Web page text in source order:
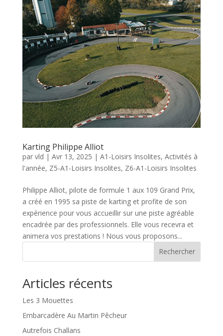
Karting Philippe Alliot
par vld | Avr 13, 2025 | A1-Loisirs Insolites, Activités à
l'année, Z5-A1-Loisirs Insolites, Z6-A1-Loisirs Insolites
Philippe Alliot, pilote de formule 1 aux 109 Grand Prix,
a créé en 1995 sa piste de karting et profite de son
expérience pour vous accueillir sur une piste agréable
encadrée par des professionnels. Elle vous recevra et
animera vos prestations ! Nous vous proposons...
Rechercher
Articles récents
Les 3 Mouettes
Embarcadère Au Martin Pêcheur
Autrefois Challans